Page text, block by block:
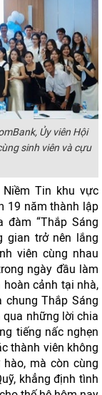
Ủy viên Hội
sinh viên và cựu
Tin khu vực
19 năm thành lập
đàm “Thắp Sáng
gian trở nên lắng
viên cùng nhau
ngày đầu làm
cảnh tại nhà,
Thắp Sáng
qua những lời chia
tiếng nấc nghẹn
thành viên không
mà còn cùng
khẳng định tình